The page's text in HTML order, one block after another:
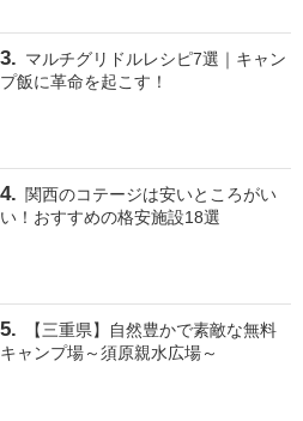
マルチグリドルレシピ7選｜キャン
プ飯に革命を起こす！
関西のコテージは安いところがい
い！おすすめの格安施設18選
【三重県】自然豊かで素敵な無料
キャンプ場～須原親水広場～